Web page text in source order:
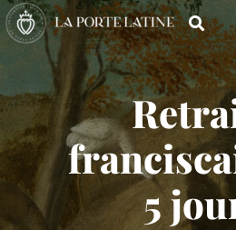
5